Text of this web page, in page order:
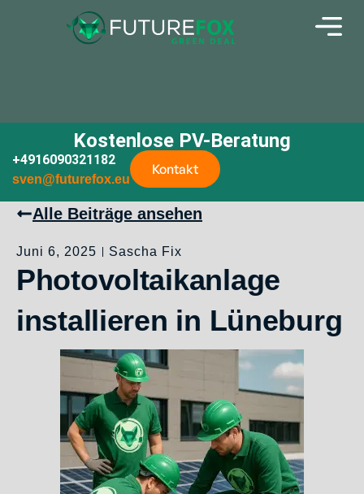
Alle Beiträge ansehen
Juni 6, 2025 Sascha Fix
Photovoltaikanlage
installieren in Lüneburg
Kostenlose PV-Beratung
+4916090321182
sven@futurefox.eu
Kontakt